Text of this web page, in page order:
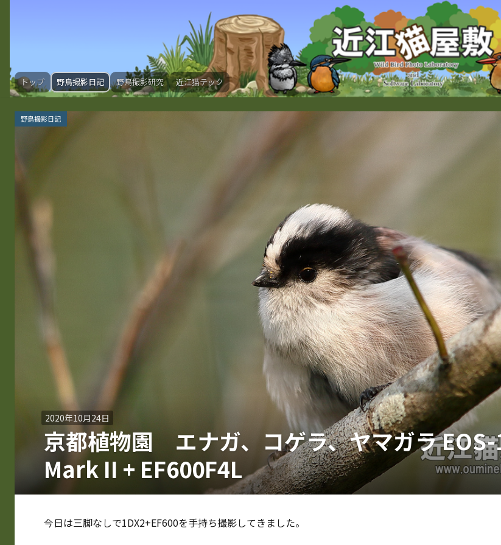
トップ 野鳥撮影日記 野鳥撮影研究 近江猫テック
野鳥撮影日記
2020年10月24日
京都植物園 エナガ、コゲラ、ヤマガラ EOS-
Mark II + EF600F4L
今日は三脚なしで1DX2+EF600を手持ち撮影してきました。